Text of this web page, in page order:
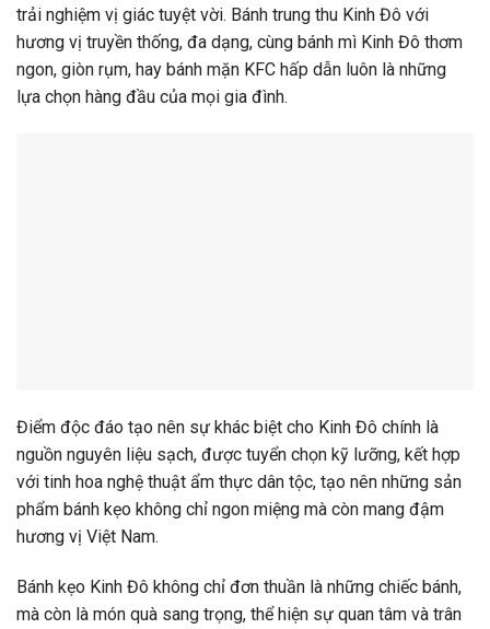
trải nghiệm vị giác tuyệt vời. Bánh trung thu Kinh Đô với
hương vị truyền thống, đa dạng, cùng bánh mì Kinh Đô thơm
ngon, giòn rụm, hay bánh mặn KFC hấp dẫn luôn là những
lựa chọn hàng đầu của mọi gia đình.
Điểm độc đáo tạo nên sự khác biệt cho Kinh Đô chính là
nguồn nguyên liệu sạch, được tuyển chọn kỹ lưỡng, kết hợp
với tinh hoa nghệ thuật ẩm thực dân tộc, tạo nên những sản
phẩm bánh kẹo không chỉ ngon miệng mà còn mang đậm
hương vị Việt Nam.
Bánh kẹo Kinh Đô không chỉ đơn thuần là những chiếc bánh,
mà còn là món quà sang trọng, thể hiện sự quan tâm và trân